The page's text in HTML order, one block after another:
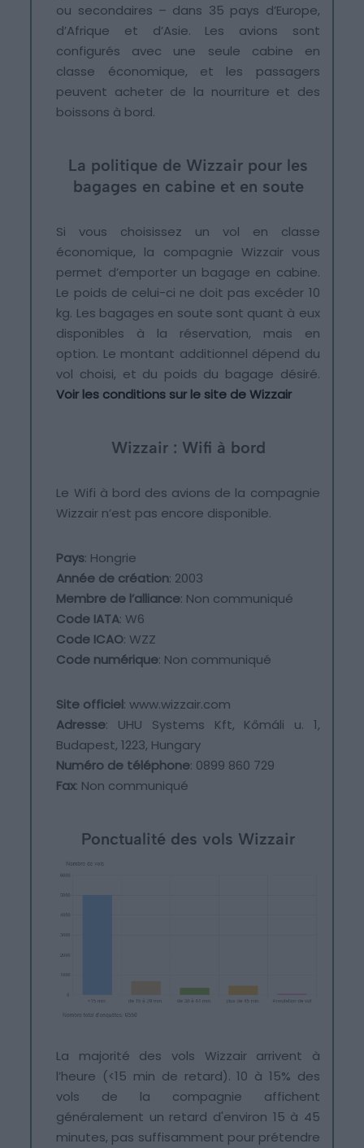
ou secondaires – dans 35 pays d’Europe,
d’Afrique et d’Asie. Les avions sont
configurés avec une seule cabine en
classe économique, et les passagers
peuvent acheter de la nourriture et des
boissons à bord.
La politique de Wizzair pour les
bagages en cabine et en soute
Si vous choisissez un vol en classe
économique, la compagnie Wizzair vous
permet d’emporter un bagage en cabine.
Le poids de celui-ci ne doit pas excéder 10
kg. Les bagages en soute sont quant à eux
disponibles à la réservation, mais en
option. Le montant additionnel dépend du
vol choisi, et du poids du bagage désiré.
Voir les conditions sur le site de Wizzair
Wizzair : Wifi à bord
Le Wifi à bord des avions de la compagnie
Wizzair n’est pas encore disponible.
Pays: Hongrie
Année de création: 2003
Membre de l’alliance: Non communiqué
Code IATA: W6
Code ICAO: WZZ
Code numérique: Non communiqué
Site officiel: www.wizzair.com
Adresse: UHU Systems Kft, Kőmáli u. 1,
Budapest, 1223, Hungary
Numéro de téléphone: 0899 860 729
Fax: Non communiqué
Ponctualité des vols Wizzair
La majorité des vols Wizzair arrivent à
l’heure (<15 min de retard). 10 à 15% des
vols de la compagnie affichent
généralement un retard d'environ 15 à 45
minutes, pas suffisamment pour prétendre